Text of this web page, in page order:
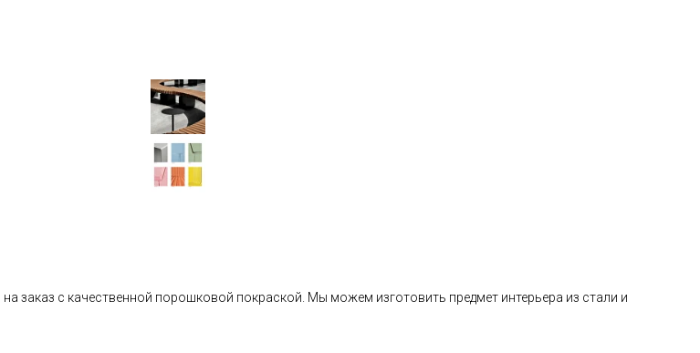
заказ с качественной порошковой покраской. Мы можем изготовить предмет интерьера из стали и